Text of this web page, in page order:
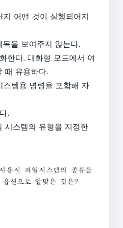
어떤 것이 실행되어지
을 보여주지 않는다.
한다. 대화형 모드에서 여
때 유용하다.
스템용 명령을 포함해 자
.
시스템의 유형을 지정한